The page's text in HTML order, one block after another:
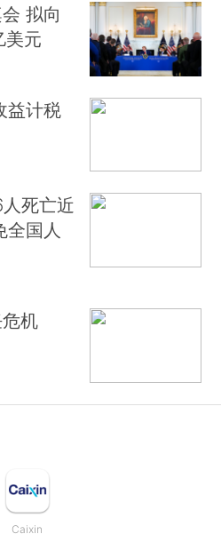
拟向
美元
益计税
死亡近
全国人
机
Caixin